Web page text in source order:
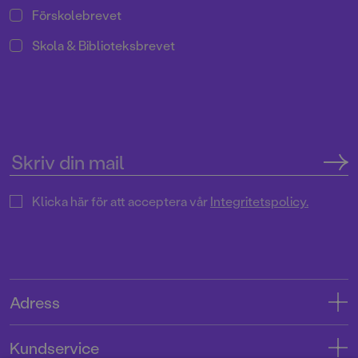
Förskolebrevet
Skola & Biblioteksbrevet
Klicka här för att acceptera vårIntegritetspolicy.
Adress
Kundservice